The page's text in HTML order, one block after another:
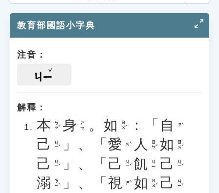
教育部國語小字典
注音：
ㄐㄧ
解釋：
本 ㄅㄣˇ 身 ㄕㄣ 。 如 ㄖㄨˊ ：「 自 ㄗˋ
己 ㄐㄧˇ 」、「 愛 ㄞˋ 人 ㄖㄣˊ 如 ㄖㄨˊ
己 ㄐㄧˇ 」、「 己 ㄐㄧˇ 飢 ㄐㄧ 己 ㄐㄧˇ
溺 ㄋㄧˋ 」、「 視 ㄕˋ 如 ㄖㄨˊ 己 ㄐㄧˇ